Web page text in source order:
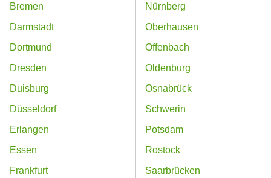
Bremen
Darmstadt
Dortmund
Dresden
Duisburg
Düsseldorf
Erlangen
Essen
Frankfurt
Nürnberg
Oberhausen
Offenbach
Oldenburg
Osnabrück
Schwerin
Potsdam
Rostock
Saarbrücken